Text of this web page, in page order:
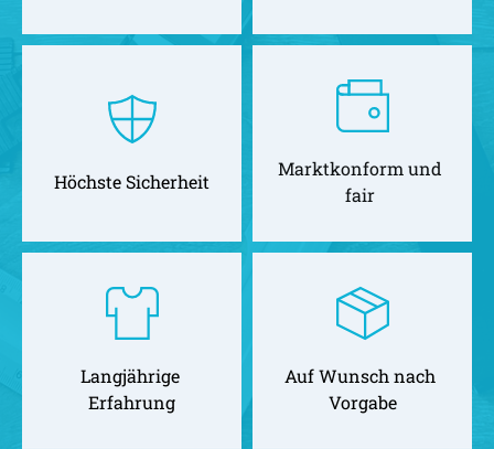
Höchste Sicherheit
Marktkonform und
fair
Langjährige
Erfahrung
Auf Wunsch nach
Vorgabe